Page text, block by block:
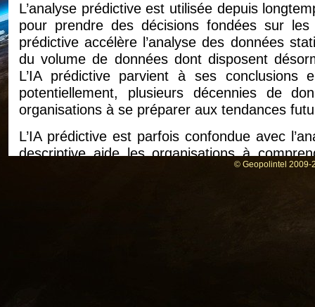
L’analyse prédictive est utilisée depuis
pour prendre des décisions fondées sur les
prédictive accélère l’analyse des données
du volume de données dont disposent
L’IA prédictive parvient à ses
potentiellement, plusieurs décennies de
organisations à se préparer aux tendances
L’IA prédictive est parfois confondue avec
descriptive aide les organisations à
dans le passé, tandis que l’analyse© Geopolintel 2009-